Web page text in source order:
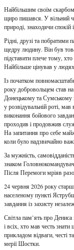
Найбільшим своїм
щиро пишався. У вільний
природі, знаходячи спокій
Рідні, друзі та побратими
щедру людину. Він був
підставити плече тому,
Найбільше цінував у людях
Із початком
року добровольцем став
Донецькому та
у розвідувальній роті,
виконання бойового
проходив і продовжив
На запитання про себе
коли було надзвичайно
За мужність,
знаком
Після Перемоги мріяв
24 червня 2026 року
населеному пункті
завдання із захисту
Світла пам’ять про
і всіх, хто мав честь
прикладом відваги, честі
мерії Шостки.